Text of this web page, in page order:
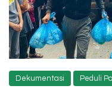
Dekumentasi Peduli